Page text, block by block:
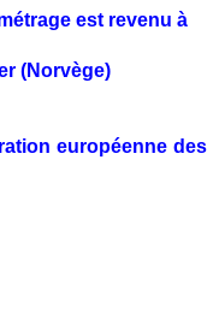
est revenu à
(Norvège)
européenne des